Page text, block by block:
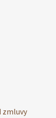
zmluvy